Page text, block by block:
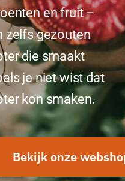
en fruit –
zelfs gezouten
die smaakt
je niet wist dat
kon smaken.
Bekijk onze